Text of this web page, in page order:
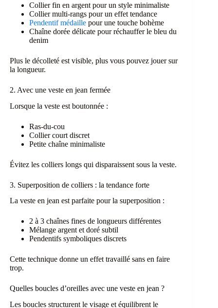
Collier fin en argent pour un style minimaliste
Collier multi-rangs pour un effet tendance
Pendentif médaille pour une touche bohème
Chaîne dorée délicate pour réchauffer le bleu du
denim
Plus le décolleté est visible, plus vous pouvez jouer sur
la longueur.
2. Avec une veste en jean fermée
Lorsque la veste est boutonnée :
Ras-du-cou
Collier court discret
Petite chaîne minimaliste
Évitez les colliers longs qui disparaissent sous la veste.
3. Superposition de colliers : la tendance forte
La veste en jean est parfaite pour la superposition :
2 à 3 chaînes fines de longueurs différentes
Mélange argent et doré subtil
Pendentifs symboliques discrets
Cette technique donne un effet travaillé sans en faire
trop.
Quelles boucles d’oreilles avec une veste en jean ?
Les boucles structurent le visage et équilibrent le